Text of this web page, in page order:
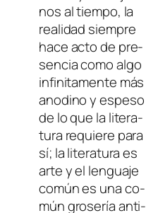
nos al tiem­po, la
reali­dad siem­pre
ha­ce ac­to de pre­
sen­cia co­mo al­go
in­fi­ni­ta­men­te más
ano­dino y es­pe­so
de lo que la li­te­ra­
tu­ra re­quie­re pa­ra
sí; la li­te­ra­tu­ra es
ar­te y el len­gua­je
co­mún es una co­
mún gro­se­ría anti-